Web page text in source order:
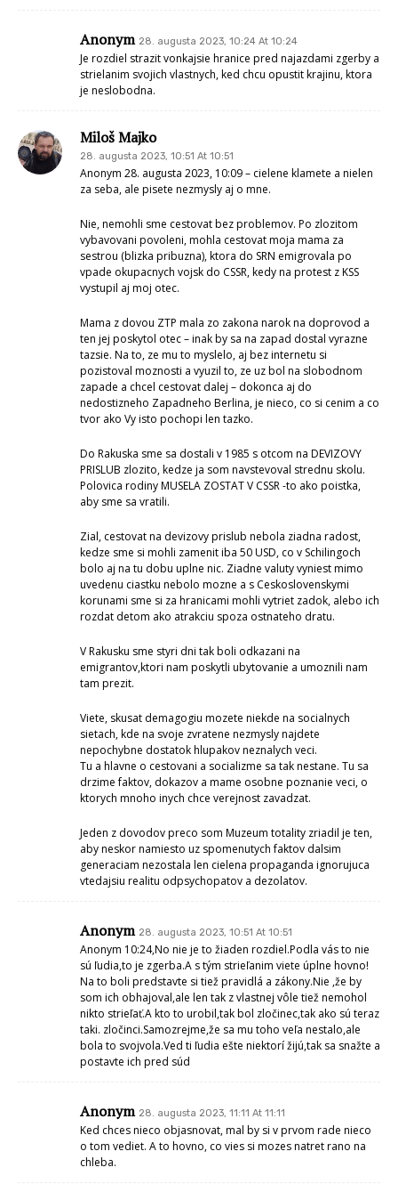
Anonym 28. augusta 2023, 10:24 At 10:24
Je rozdiel strazit vonkajsie hranice pred najazdami zgerby a
strielanim svojich vlastnych, ked chcu opustit krajinu, ktora
je neslobodna.
Miloš Majko
28. augusta 2023, 10:51 At 10:51
Anonym 28. augusta 2023, 10:09 – cielene klamete a nielen
za seba, ale pisete nezmysly aj o mne.
Nie, nemohli sme cestovat bez problemov. Po zlozitom
vybavovani povoleni, mohla cestovat moja mama za
sestrou (blizka pribuzna), ktora do SRN emigrovala po
vpade okupacnych vojsk do CSSR, kedy na protest z KSS
vystupil aj moj otec.
Mama z dovou ZTP mala zo zakona narok na doprovod a
ten jej poskytol otec – inak by sa na zapad dostal vyrazne
tazsie. Na to, ze mu to myslelo, aj bez internetu si
pozistoval moznosti a vyuzil to, ze uz bol na slobodnom
zapade a chcel cestovat dalej – dokonca aj do
nedostizneho Zapadneho Berlina, je nieco, co si cenim a co
tvor ako Vy isto pochopi len tazko.
Do Rakuska sme sa dostali v 1985 s otcom na DEVIZOVY
PRISLUB zlozito, kedze ja som navstevoval strednu skolu.
Polovica rodiny MUSELA ZOSTAT V CSSR -to ako poistka,
aby sme sa vratili.
Zial, cestovat na devizovy prislub nebola ziadna radost,
kedze sme si mohli zamenit iba 50 USD, co v Schilingoch
bolo aj na tu dobu uplne nic. Ziadne valuty vyniest mimo
uvedenu ciastku nebolo mozne a s Ceskoslovenskymi
korunami sme si za hranicami mohli vytriet zadok, alebo ich
rozdat detom ako atrakciu spoza ostnateho dratu.
V Rakusku sme styri dni tak boli odkazani na
emigrantov,ktori nam poskytli ubytovanie a umoznili nam
tam prezit.
Viete, skusat demagogiu mozete niekde na socialnych
sietach, kde na svoje zvratene nezmysly najdete
nepochybne dostatok hlupakov neznalych veci.
Tu a hlavne o cestovani a socializme sa tak nestane. Tu sa
drzime faktov, dokazov a mame osobne poznanie veci, o
ktorych mnoho inych chce verejnost zavadzat.
Jeden z dovodov preco som Muzeum totality zriadil je ten,
aby neskor namiesto uz spomenutych faktov dalsim
generaciam nezostala len cielena propaganda ignorujuca
vtedajsiu realitu odpsychopatov a dezolatov.
Anonym 28. augusta 2023, 10:51 At 10:51
Anonym 10:24,No nie je to žiaden rozdiel.Podla vás to nie
sú ľudia,to je zgerba.A s tým strieľanim viete úplne hovno!
Na to boli predstavte si tiež pravidlá a zákony.Nie ,že by
som ich obhajoval,ale len tak z vlastnej vôle tiež nemohol
nikto strieľať.A kto to urobil,tak bol zločinec,tak ako sú teraz
taki. zločinci.Samozrejme,že sa mu toho veľa nestalo,ale
bola to svojvola.Ved ti ľudia ešte niektorí žijú,tak sa snažte a
postavte ich pred súd
Anonym 28. augusta 2023, 11:11 At 11:11
Ked chces nieco objasnovat, mal by si v prvom rade nieco
o tom vediet. A to hovno, co vies si mozes natret rano na
chleba.